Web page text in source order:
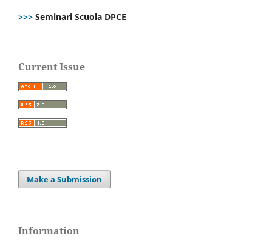
>>> Seminari Scuola DPCE
Current Issue
Make a Submission
Information